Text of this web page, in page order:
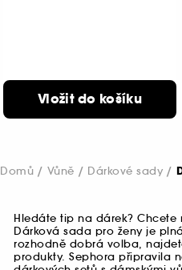
Vložit do košíku
Domů Vůně Dárkové sady
Hledáte tip na dárek?
Dárková sada pro ženy je
rozhodně dobrá volba,
produkty. Sephora připravila